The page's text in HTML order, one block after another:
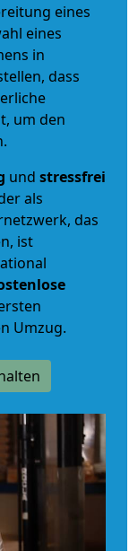
eines
eines
in
dass
um den
und stressfrei
als
das
ist
Umzug.